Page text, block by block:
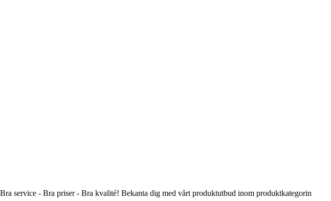
service - Bra priser - Bra kvalité! Bekanta dig med vårt produktutbud inom produktkategorin